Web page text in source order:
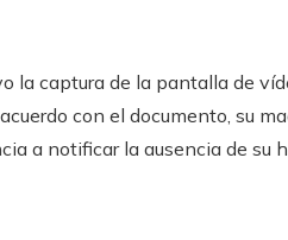
la captura de la pantalla de
con el documento, su
a notificar la ausencia de su